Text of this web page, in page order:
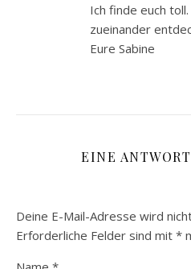
Ich finde euch
zueinander
Eure Sabine
EINE
Deine E-Mail-Adresse wird
Erforderliche Felder sind mit *